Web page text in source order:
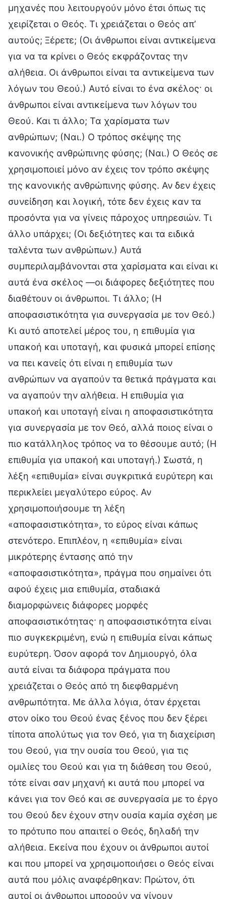
μηχανές που λειτουργούν μόνο έτσι όπως τις
χειρίζεται ο Θεός. Τι χρειάζεται ο Θεός απ’
αυτούς; Ξέρετε; (Οι άνθρωποι είναι αντικείμενα
για να τα κρίνει ο Θεός εκφράζοντας την
αλήθεια. Οι άνθρωποι είναι τα αντικείμενα των
λόγων του Θεού.) Αυτό είναι το ένα σκέλος· οι
άνθρωποι είναι αντικείμενα των λόγων του
Θεού. Και τι άλλο; Τα χαρίσματα των
ανθρώπων; (Ναι.) Ο τρόπος σκέψης της
κανονικής ανθρώπινης φύσης; (Ναι.) Ο Θεός σε
χρησιμοποιεί μόνο αν έχεις τον τρόπο σκέψης
της κανονικής ανθρώπινης φύσης. Αν δεν έχεις
συνείδηση και λογική, τότε δεν έχεις καν τα
προσόντα για να γίνεις πάροχος υπηρεσιών. Τι
άλλο υπάρχει; (Οι δεξιότητες και τα ειδικά
ταλέντα των ανθρώπων.) Αυτά
συμπεριλαμβάνονται στα χαρίσματα και είναι κι
αυτά ένα σκέλος —οι διάφορες δεξιότητες που
διαθέτουν οι άνθρωποι. Τι άλλο; (Η
αποφασιστικότητα για συνεργασία με τον Θεό.)
Κι αυτό αποτελεί μέρος του, η επιθυμία για
υπακοή και υποταγή, και φυσικά μπορεί επίσης
να πει κανείς ότι είναι η επιθυμία των
ανθρώπων να αγαπούν τα θετικά πράγματα και
να αγαπούν την αλήθεια. Η επιθυμία για
υπακοή και υποταγή είναι η αποφασιστικότητα
για συνεργασία με τον Θεό, αλλά ποιος είναι ο
πιο κατάλληλος τρόπος να το θέσουμε αυτό; (Η
επιθυμία για υπακοή και υποταγή.) Σωστά, η
λέξη «επιθυμία» είναι συγκριτικά ευρύτερη και
περικλείει μεγαλύτερο εύρος. Αν
χρησιμοποιήσουμε τη λέξη
«αποφασιστικότητα», το εύρος είναι κάπως
στενότερο. Επιπλέον, η «επιθυμία» είναι
μικρότερης έντασης από την
«αποφασιστικότητα», πράγμα που σημαίνει ότι
αφού έχεις μια επιθυμία, σταδιακά
διαμορφώνεις διάφορες μορφές
αποφασιστικότητας· η αποφασιστικότητα είναι
πιο συγκεκριμένη, ενώ η επιθυμία είναι κάπως
ευρύτερη. Όσον αφορά τον Δημιουργό, όλα
αυτά είναι τα διάφορα πράγματα που
χρειάζεται ο Θεός από τη διεφθαρμένη
ανθρωπότητα. Με άλλα λόγια, όταν έρχεται
στον οίκο του Θεού ένας ξένος που δεν ξέρει
τίποτα απολύτως για τον Θεό, για τη διαχείριση
του Θεού, για την ουσία του Θεού, για τις
ομιλίες του Θεού και για τη διάθεση του Θεού,
τότε είναι σαν μηχανή κι αυτά που μπορεί να
κάνει για τον Θεό και σε συνεργασία με το έργο
του Θεού δεν έχουν στην ουσία καμία σχέση με
το πρότυπο που απαιτεί ο Θεός, δηλαδή την
αλήθεια. Εκείνα που έχουν οι άνθρωποι αυτοί
και που μπορεί να χρησιμοποιήσει ο Θεός είναι
αυτά που μόλις αναφέρθηκαν: Πρώτον, ότι
αυτοί οι άνθρωποι μπορούν να γίνουν